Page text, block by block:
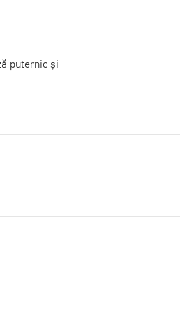
puternic și